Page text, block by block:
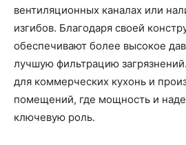
вентиляционных каналах или
изгибов. Благодаря своей
обеспечивают более высокое
лучшую фильтрацию
для коммерческих кухонь и
помещений, где мощность и
ключевую роль.